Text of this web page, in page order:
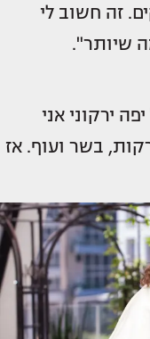
זה חשוב לי
שיותר".
ירקוני אני
בשר ועוף. אז